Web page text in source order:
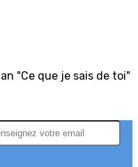
"Ce que je sais de toi"